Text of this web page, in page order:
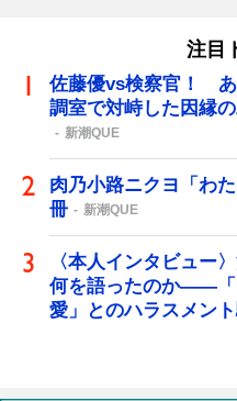
注目
佐藤優vs検察官！ あ
調室で対峙した因縁
新潮QUE
肉乃小路ニクヨ「わ
冊
新潮QUE
〈本人インタビュー
何を語ったのか――「
愛」とのハラスメン